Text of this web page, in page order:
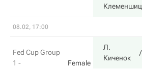
Клеменшиц
08.02, 17:00
Fed Cup Group
1 -
Female
Л.
Киченок